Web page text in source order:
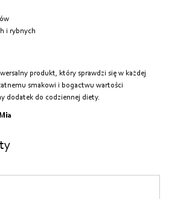
i rybnych
produkt, który sprawdzi się w każdej
smakowi i bogactwu wartości
dodatek do codziennej diety.